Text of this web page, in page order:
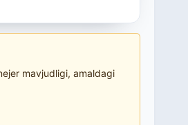
mavjudligi, amaldagi